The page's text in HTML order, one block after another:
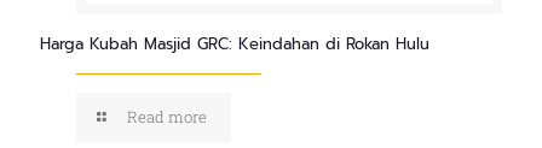
Harga Kubah Masjid GRC: Keindahan di Rokan Hulu
Read more